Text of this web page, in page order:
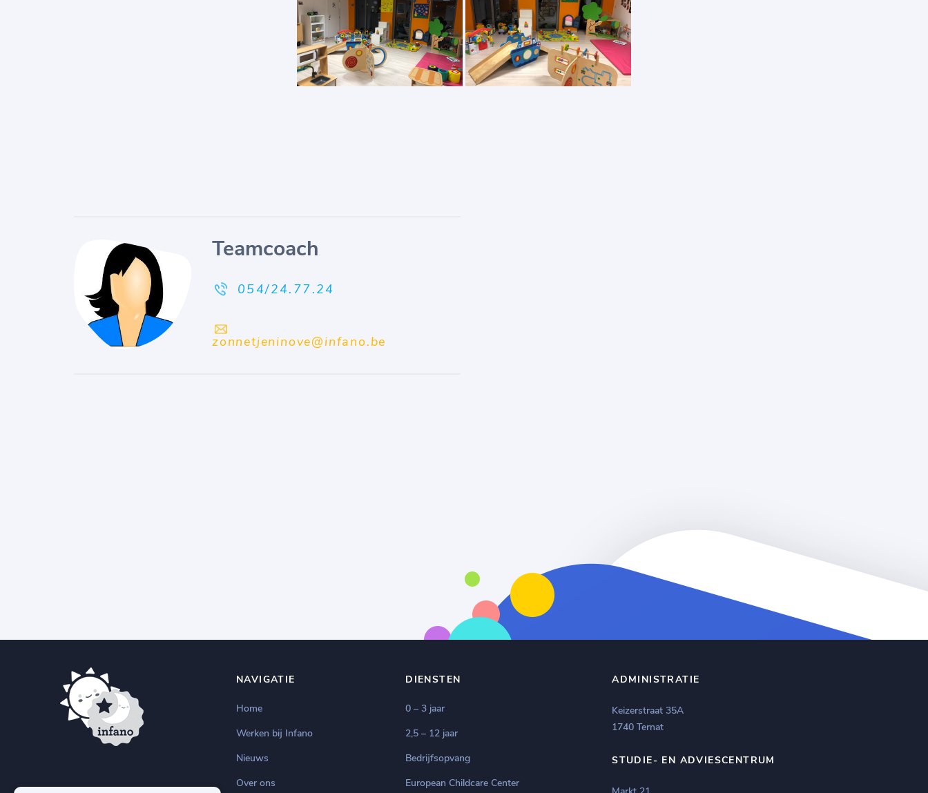
Teamcoach
054/24.77.24
zonnetjeninove@infano.be
NAVIGATIE
Home
Werken bij Infano
Nieuws
Over ons
DIENSTEN
0 – 3 jaar
2,5 – 12 jaar
Bedrijfsopvang
European Childcare Center
ADMINISTRATIE
Keizerstraat 35A
1740 Ternat
STUDIE- EN ADVIESCENTRUM